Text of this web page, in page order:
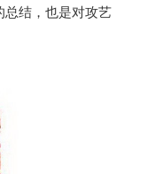
总结，也是对攻艺